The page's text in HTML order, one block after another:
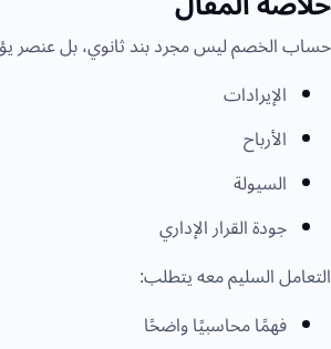
حساب الخصم ليس مجرد بند ثانوي، بل عنصر
الإيرادات
الأرباح
السيولة
جودة القرار الإداري
التعامل السليم معه يتطلب:
فهمًا محاسبيًا واضحًا